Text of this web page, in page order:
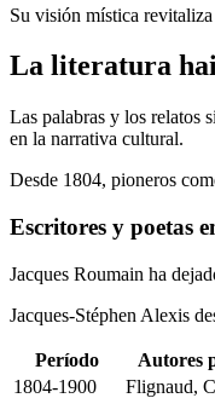
Su visión mística
La literatura
Las palabras y los relatos
en la narrativa cultural.
Desde 1804, pioneros
Escritores y poetas
Jacques Roumain ha
Jacques-Stéphen Alexis
Período Autores
1804-1900
Flignaud,